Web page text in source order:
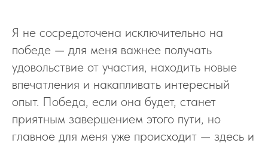
Я не сосредоточена исключительно на
победе — для меня важнее получать
удовольствие от участия, находить новые
впечатления и накапливать интересный
опыт. Победа, если она будет, станет
приятным завершением этого пути, но
главное для меня уже происходит — здесь и